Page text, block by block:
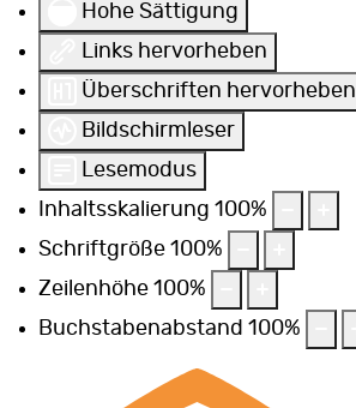
Hohe Sättigung
Links hervorheben
Überschriften hervorheben
Bildschirmleser
Lesemodus
Inhaltsskalierung 100%
Schriftgröße 100%
Zeilenhöhe 100%
Buchstabenabstand 100%